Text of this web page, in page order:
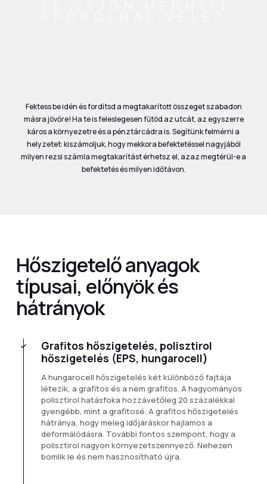
Fektess be idén és fordítsd a megtakarított összeget szabadon
másra jövőre! Ha te is feleslegesen fűtöd az utcát, az egyszerre
káros a környezetre és a pénztárcádra is. Segítünk felmérni a
helyzetet: kiszámoljuk, hogy mekkora befektetéssel nagyjából
milyen rezsi számla megtakarítást érhetsz el, azaz megtérül-e a
befektetés és milyen időtávon.
Hőszigetelő anyagok
típusai, előnyök és
hátrányok
Grafitos hőszigetelés, polisztirol
hőszigetelés (EPS, hungarocell)
A hungarocell hőszigetelés két különböző fajtája
létezik, a grafitos és a nem grafitos. A hagyományos
polisztirol hatásfoka hozzávetőleg 20 százalékkal
gyengébb, mint a grafitosé. A grafitos hőszigetelés
hátránya, hogy meleg időjáráskor hajlamos a
deformálódásra. További fontos szempont, hogy a
polisztirol nagyon környezetszennyező. Nehezen
bomlik le és nem hasznosítható újra.